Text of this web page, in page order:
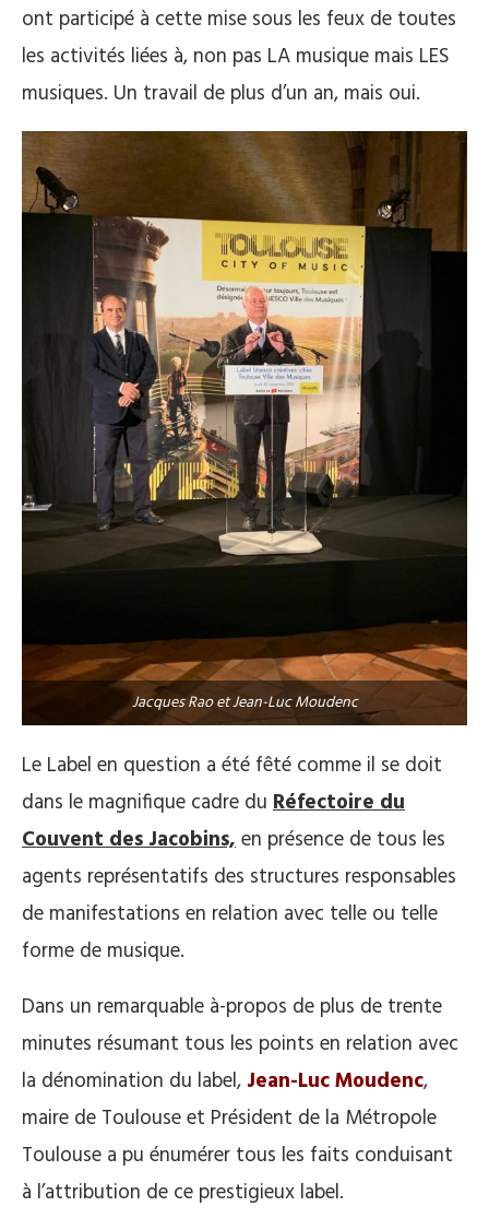
ont participé à cette mise sous les feux de toutes
les activités liées à, non pas LA musique mais LES
musiques. Un travail de plus d’un an, mais oui.
Jacques Rao et Jean-Luc Moudenc
Le Label en question a été fêté comme il se doit
dans le magnifique cadre du Réfectoire du
Couvent des Jacobins,en présence de tous les
agents représentatifs des structures responsables
de manifestations en relation avec telle ou telle
forme de musique.
Dans un remarquable à-propos de plus de trente
minutes résumant tous les points en relation avec
la dénomination du label, Jean-Luc Moudenc,
maire de Toulouse et Président de la Métropole
Toulouse a pu énumérer tous les faits conduisant
à l’attribution de ce prestigieux label.